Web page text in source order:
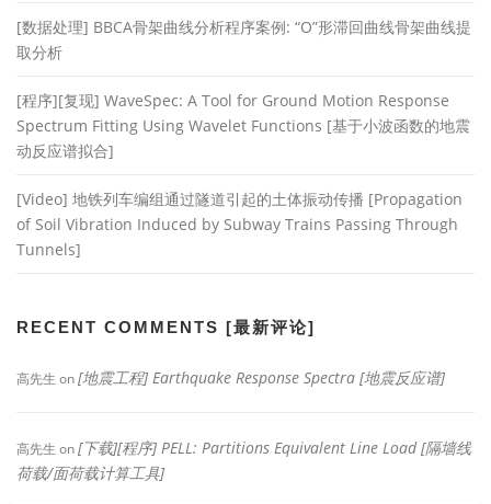
[数据处理] BBCA骨架曲线分析程序案例: “O”形滞回曲线骨架曲线提
取分析
[程序][复现] WaveSpec: A Tool for Ground Motion Response
Spectrum Fitting Using Wavelet Functions [基于小波函数的地震
动反应谱拟合]
[Video] 地铁列车编组通过隧道引起的土体振动传播 [Propagation
of Soil Vibration Induced by Subway Trains Passing Through
Tunnels]
RECENT COMMENTS [最新评论]
高先生 on[地震工程] Earthquake Response Spectra [地震反应谱]
高先生 on[下载][程序] PELL: Partitions Equivalent Line Load [隔墙线
荷载/面荷载计算工具]